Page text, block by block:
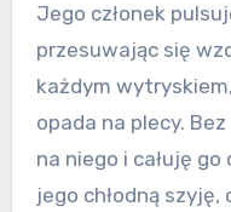
Jego członek
przesuwając się
każdym
opada na plecy.
na niego i całuję
jego chłodną szyję,